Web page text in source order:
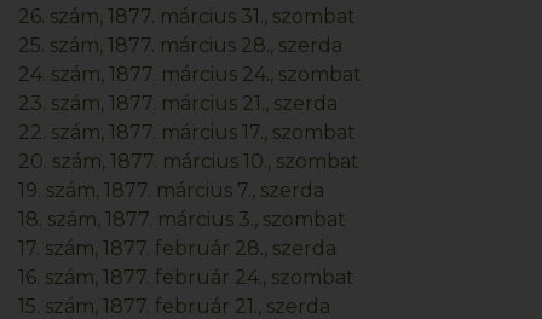
26. szám, 1877. március 31., szombat
25. szám, 1877. március 28., szerda
24. szám, 1877. március 24., szombat
23. szám, 1877. március 21., szerda
22. szám, 1877. március 17., szombat
20. szám, 1877. március 10., szombat
19. szám, 1877. március 7., szerda
18. szám, 1877. március 3., szombat
17. szám, 1877. február 28., szerda
16. szám, 1877. február 24., szombat
15. szám, 1877. február 21., szerda